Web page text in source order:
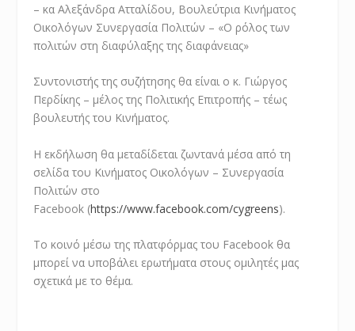
– κα Αλεξάνδρα Ατταλίδου, Βουλεύτρια Κινήματος
Οικολόγων Συνεργασία Πολιτών – «Ο ρόλος των
πολιτών στη διαφύλαξης της διαφάνειας»
Συντονιστής της συζήτησης θα είναι ο κ. Γιώργος
Περδίκης – μέλος της Πολιτικής Επιτροπής – τέως
βουλευτής του Κινήματος.
Η εκδήλωση θα μεταδίδεται ζωντανά μέσα από τη
σελίδα του Κινήματος Οικολόγων – Συνεργασία
Πολιτών στο
Facebook (https://www.facebook.com/cygreens).
Το κοινό μέσω της πλατφόρμας του Facebook θα
μπορεί να υποβάλει ερωτήματα στους ομιλητές μας
σχετικά με το θέμα.